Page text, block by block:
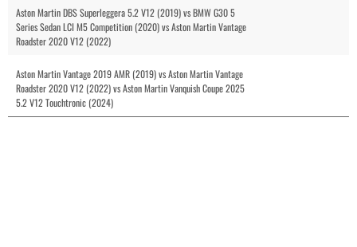
Aston Martin DBS Superleggera 5.2 V12 (2019) vs BMW G30 5
Series Sedan LCI M5 Competition (2020) vs Aston Martin Vantage
Roadster 2020 V12 (2022)
Aston Martin Vantage 2019 AMR (2019) vs Aston Martin Vantage
Roadster 2020 V12 (2022) vs Aston Martin Vanquish Coupe 2025
5.2 V12 Touchtronic (2024)